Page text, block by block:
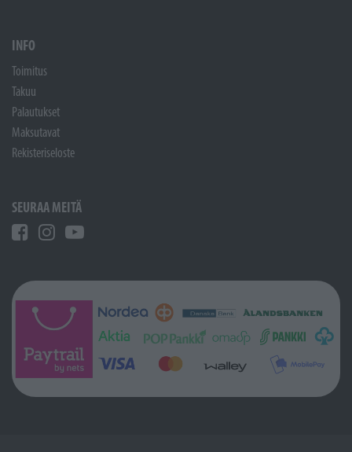
INFO
Toimitus
Takuu
Palautukset
Maksutavat
Rekisteriseloste
SEURAA MEITÄ